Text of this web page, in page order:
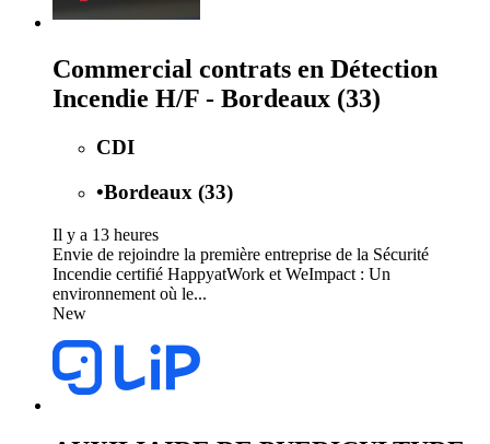
Commercial contrats en Détection
Incendie H/F - Bordeaux (33)
CDI
•Bordeaux (33)
Il y a 13 heures
Envie de rejoindre la première entreprise de la Sécurité
Incendie certifié HappyatWork et WeImpact : Un
environnement où le...
New